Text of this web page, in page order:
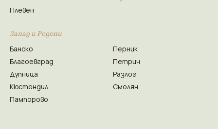
Плевен
Запад и Родопи
Банско
Благоевград
Дупница
Кюстендил
Пампорово
Перник
Петрич
Разлог
Смолян